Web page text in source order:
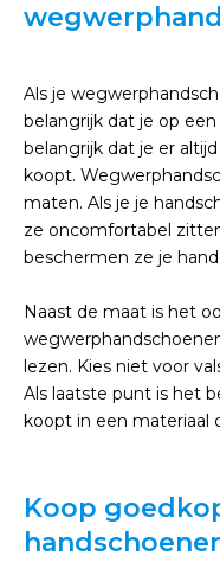
Als je
belangrijk dat je op
belangrijk dat je er
koopt.
maten. Als je je
ze oncomfortabel
beschermen ze je
Naast de maat is het
lezen. Kies niet voor
Als laatste punt is het
koopt in een materiaal
Koop